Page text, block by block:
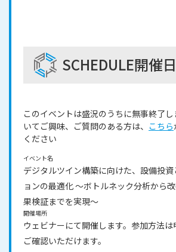
SCHEDULE開催
このイベントは盛況のうちに無事終了
いてご興味、ご質問のある方は、 こちら
ください
イベント名
デジタルツイン構築に向けた、設備投
ョンの最適化 ～ボトルネック分析から
果検証までを実現～
開催場所
ウェビナーにて開催します。参加方法
ご確認いただけます。